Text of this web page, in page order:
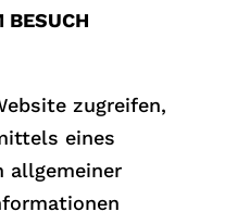
BESUCH
zugreifen,
eines
allgemeiner